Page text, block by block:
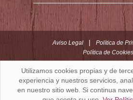
Aviso Legal | Política de
Política de Cookies
C/ Padre Huesca nº 30 | Oficina
Huesca (España)
Utilizamos cookies propias y de
experiencia y nuestros servicios,
en nuestro sitio web. Si continua